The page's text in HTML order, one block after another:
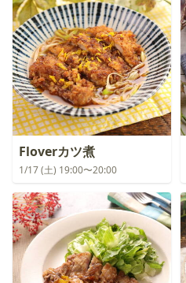
Floverカツ煮
1/17 (土) 19:00〜20:00